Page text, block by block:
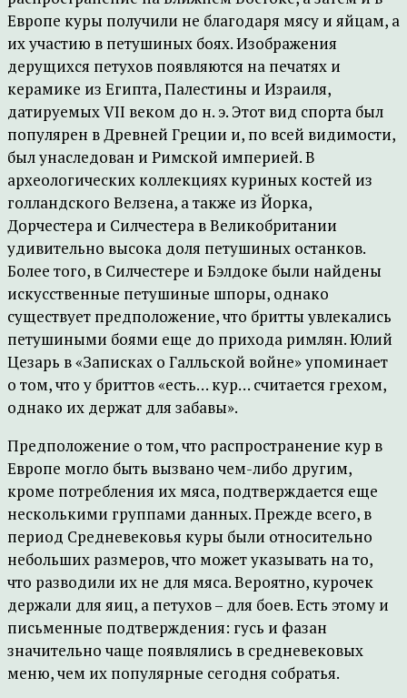
Европе куры получили не благодаря мясу и яйцам, а
их участию в петушиных боях. Изображения
дерущихся петухов появляются на печатях и
керамике из Египта, Палестины и Израиля,
датируемых VII веком до н. э. Этот вид спорта был
популярен в Древней Греции и, по всей видимости,
был унаследован и Римской империей. В
археологических коллекциях куриных костей из
голландского Велзена, а также из Йорка,
Дорчестера и Силчестера в Великобритании
удивительно высока доля петушиных останков.
Более того, в Силчестере и Бэлдоке были найдены
искусственные петушиные шпоры, однако
существует предположение, что бритты увлекались
петушиными боями еще до прихода римлян. Юлий
Цезарь в «Записках о Галльской войне» упоминает
о том, что у бриттов «есть… кур… считается грехом,
однако их держат для забавы».
Предположение о том, что распространение кур в
Европе могло быть вызвано чем-либо другим,
кроме потребления их мяса, подтверждается еще
несколькими группами данных. Прежде всего, в
период Средневековья куры были относительно
небольших размеров, что может указывать на то,
что разводили их не для мяса. Вероятно, курочек
держали для яиц, а петухов – для боев. Есть этому и
письменные подтверждения: гусь и фазан
значительно чаще появлялись в средневековых
меню, чем их популярные сегодня собратья.